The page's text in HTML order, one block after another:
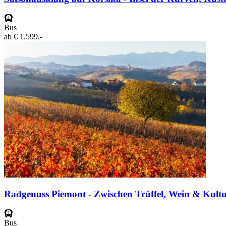
Bus
ab € 1.599,-
Radgenuss Piemont - Zwischen Trüffel, Wein &
Bus